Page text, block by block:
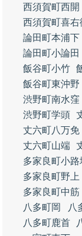
西須賀町西開
西須賀町喜右
論田町本浦下
論田町小論田
飯谷町小竹
飯谷町東沖野
渋野町南水窪
渋野町学頭
丈六町八万免
丈六町山端
多家良町小路
多家良町野上
多家良町中筋
八多町岡
八
八多町鹿首